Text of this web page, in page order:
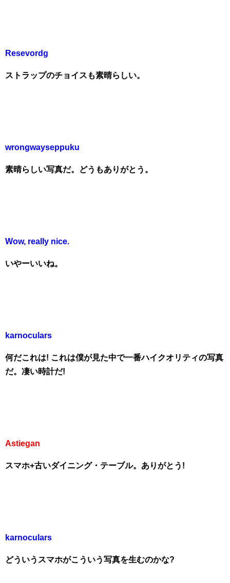
Resevordg
ストラップのチョイスも素晴らしい。
wrongwayseppuku
素晴らしい写真だ。どうもありがとう。
Wow, really nice.
いやーいいね。
karnoculars
何だこれは! これは僕が見た中で一番ハイクオリティの写真
だ。凄い時計だ!
Astiegan
スマホ+古いダイニング・テーブル。ありがとう!
karnoculars
どういうスマホがこういう写真を生むのかな?